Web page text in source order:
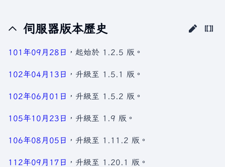
伺服器版本歷史
101年09月28日 ，起始於 1.2.5 版。
102年04月13日 ，升級至 1.5.1 版。
102年06月01日 ，升級至 1.5.2 版。
105年10月23日 ，升級至 1.9 版。
106年08月05日 ，升級至 1.11.2 版。
112年09月17日 ，升級至 1.20.1 版。